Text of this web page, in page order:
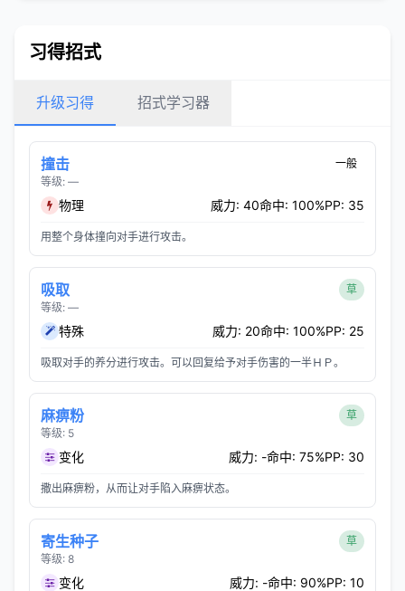
习得招式
升级习得 招式学习器
撞击
等级: —
一般
物理 威力: 40命中: 100%PP: 35
用整个身体撞向对手进行攻击。
吸取
等级: —
草
特殊 威力: 20命中: 100%PP: 25
吸取对手的养分进行攻击。可以回复给予对手伤害的一半ＨＰ。
麻痹粉
等级: 5
草
变化 威力: -命中: 75%PP: 30
撒出麻痹粉，从而让对手陷入麻痹状态。
寄生种子
等级: 8
草
变化 威力: -命中: 90%PP: 10